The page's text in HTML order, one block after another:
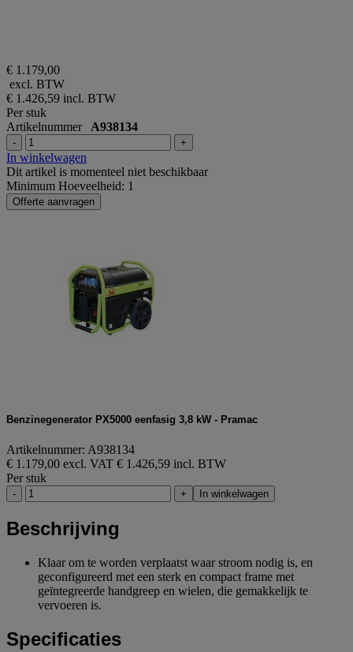
€ 1.179,00
excl. BTW
€ 1.426,59 incl. BTW
Per stuk
Artikelnummer A938134
- +
In winkelwagen
Dit artikel is momenteel niet beschikbaar
Minimum Hoeveelheid: 1
Offerte aanvragen
Benzinegenerator PX5000 eenfasig 3,8 kW - Pramac
Artikelnummer: A938134
€ 1.179,00 excl. VAT € 1.426,59 incl. BTW
Per stuk
- + In winkelwagen
Beschrijving
Klaar om te worden verplaatst waar stroom nodig is, en
geconfigureerd met een sterk en compact frame met
geïntegreerde handgreep en wielen, die gemakkelijk te
vervoeren is.
Specificaties